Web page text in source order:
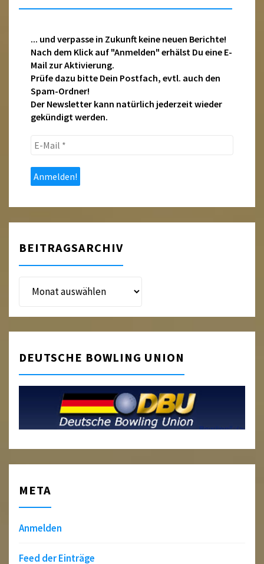
... und verpasse in Zukunft keine neuen Berichte!
Nach dem Klick auf "Anmelden" erhälst Du eine E-
Mail zur Aktivierung.
Prüfe dazu bitte Dein Postfach, evtl. auch den
Spam-Ordner!
Der Newsletter kann natürlich jederzeit wieder
gekündigt werden.
E-
*
BEITRAGSARCHIV
Beitragsarchiv
DEUTSCHE BOWLING UNION
META
Anmelden
Feed der Einträge